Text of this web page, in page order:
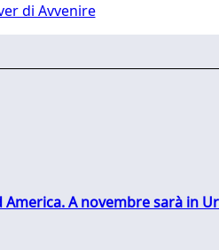
di Avvenire
A novembre sarà in